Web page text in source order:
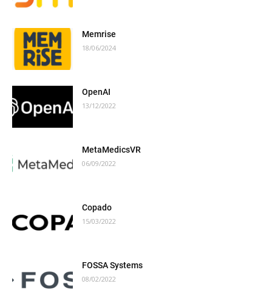
Memrise
18/06/2024
OpenAI
13/12/2022
MetaMedicsVR
06/09/2022
Copado
15/03/2022
FOSSA Systems
08/02/2022